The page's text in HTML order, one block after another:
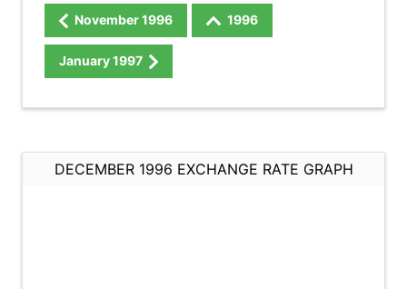
November1996 1996
January1997
DECEMBER 1996 EXCHANGE RATE GRAPH